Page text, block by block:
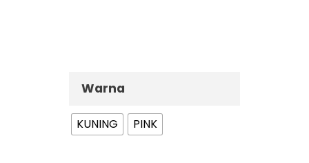
Warna
KUNING PINK